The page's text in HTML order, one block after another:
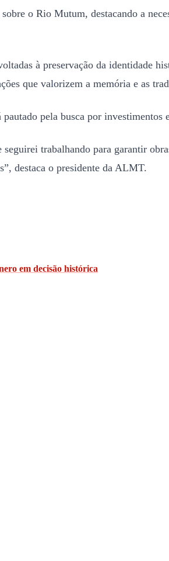
o Rio Mutum, destacando a
à preservação da identidade
que valorizem a memória e as
pela busca por investimentos
trabalhando para garantir
destaca o presidente da ALMT.
em decisão histórica